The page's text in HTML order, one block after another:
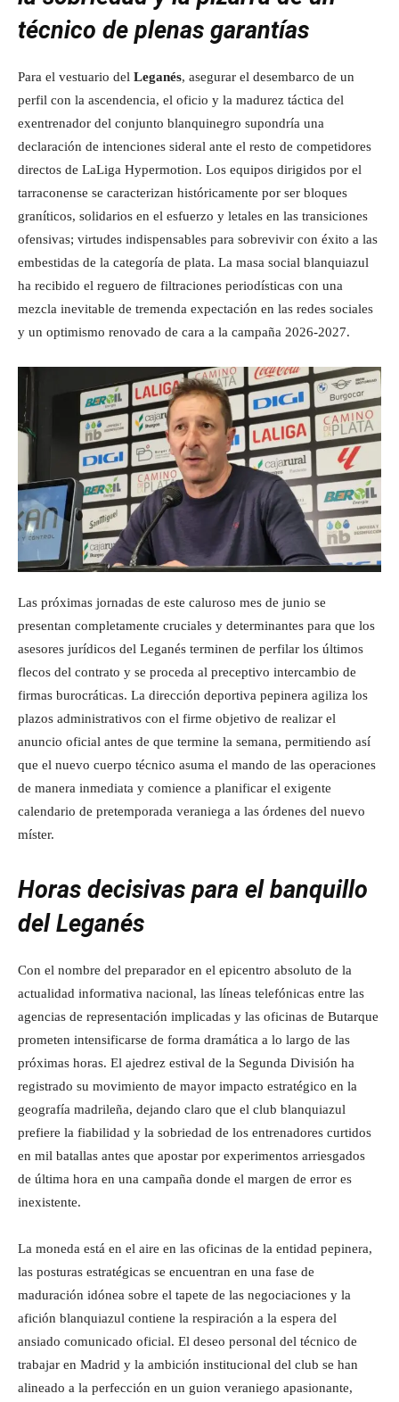
técnico de plenas garantías
Para el vestuario del Leganés, asegurar el desembarco de un
perfil con la ascendencia, el oficio y la madurez táctica del
exentrenador del conjunto blanquinegro supondría una
declaración de intenciones sideral ante el resto de competidores
directos de LaLiga Hypermotion. Los equipos dirigidos por el
tarraconense se caracterizan históricamente por ser bloques
graníticos, solidarios en el esfuerzo y letales en las transiciones
ofensivas; virtudes indispensables para sobrevivir con éxito a las
embestidas de la categoría de plata. La masa social blanquiazul
ha recibido el reguero de filtraciones periodísticas con una
mezcla inevitable de tremenda expectación en las redes sociales
y un optimismo renovado de cara a la campaña 2026-2027.
Las próximas jornadas de este caluroso mes de junio se
presentan completamente cruciales y determinantes para que los
asesores jurídicos del Leganés terminen de perfilar los últimos
flecos del contrato y se proceda al preceptivo intercambio de
firmas burocráticas. La dirección deportiva pepinera agiliza los
plazos administrativos con el firme objetivo de realizar el
anuncio oficial antes de que termine la semana, permitiendo así
que el nuevo cuerpo técnico asuma el mando de las operaciones
de manera inmediata y comience a planificar el exigente
calendario de pretemporada veraniega a las órdenes del nuevo
míster.
Horas decisivas para el banquillo
del Leganés
Con el nombre del preparador en el epicentro absoluto de la
actualidad informativa nacional, las líneas telefónicas entre las
agencias de representación implicadas y las oficinas de Butarque
prometen intensificarse de forma dramática a lo largo de las
próximas horas. El ajedrez estival de la Segunda División ha
registrado su movimiento de mayor impacto estratégico en la
geografía madrileña, dejando claro que el club blanquiazul
prefiere la fiabilidad y la sobriedad de los entrenadores curtidos
en mil batallas antes que apostar por experimentos arriesgados
de última hora en una campaña donde el margen de error es
inexistente.
La moneda está en el aire en las oficinas de la entidad pepinera,
las posturas estratégicas se encuentran en una fase de
maduración idónea sobre el tapete de las negociaciones y la
afición blanquiazul contiene la respiración a la espera del
ansiado comunicado oficial. El deseo personal del técnico de
trabajar en Madrid y la ambición institucional del club se han
alineado a la perfección en un guion veraniego apasionante,